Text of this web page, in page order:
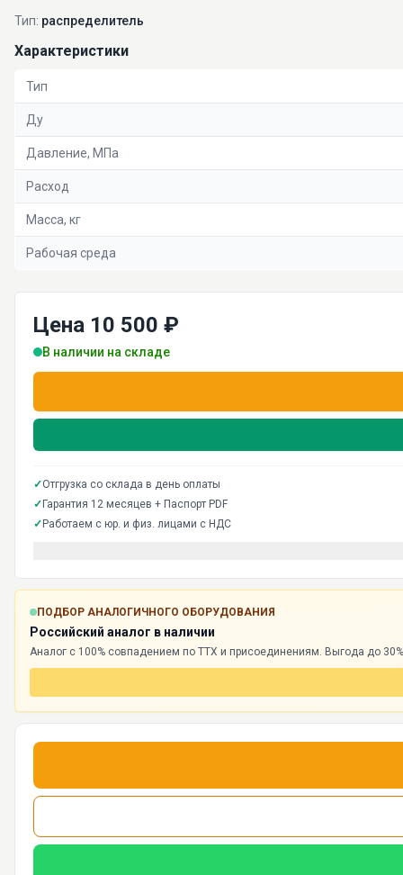
Тип: распределитель
Характеристики
Тип
Ду
Давление, МПа
Расход
Масса, кг
Рабочая среда
Цена 10 500 ₽
В наличии на складе
✓Отгрузка со склада в день оплаты
✓ Гарантия 12 месяцев + Паспорт PDF
✓ Работаем с юр. и физ. лицами с НДС
ПОДБОР АНАЛОГИЧНОГО ОБОРУДОВАНИЯ
Российский аналог в наличии
Аналог с 100% совпадением по ТТХ и присоединениям. Выгода до